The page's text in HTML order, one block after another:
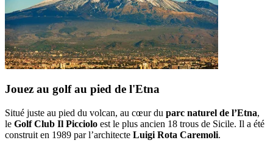
Jouez au golf au pied de l'Etna
Situé juste au pied du volcan, au cœur du parc naturel de l’Etna,
le Golf Club Il Picciolo est le plus ancien 18 trous de Sicile. Il a été
construit en 1989 par l’architecte Luigi Rota Caremoli.